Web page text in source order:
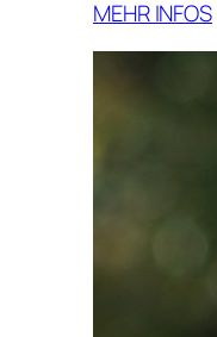
MEHR INFOS